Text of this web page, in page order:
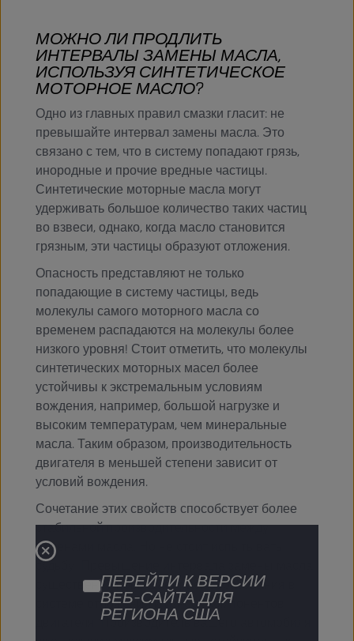
ПЕРЕЙТИ К ВЕРСИИ
ВЕБ-САЙТА ДЛЯ
РЕГИОНА США
МОЖНО ЛИ ПРОДЛИТЬ
ИНТЕРВАЛЫ ЗАМЕНЫ МАСЛА,
ИСПОЛЬЗУЯ СИНТЕТИЧЕСКОЕ
МОТОРНОЕ МАСЛО?
Одно из главных правил смазки гласит: не
превышайте интервал замены масла. Это
связано с тем, что в систему попадают грязь,
инородные и прочие вредные частицы.
Синтетические моторные масла могут
удерживать большое количество таких частиц
во взвеси, однако, когда масло становится
грязным, эти частицы образуют отложения.
Опасность представляют не только
попадающие в систему частицы, ведь
молекулы самого моторного масла со
временем распадаются на молекулы более
низкого уровня! Стоит отметить, что молекулы
синтетических моторных масел более
устойчивы к экстремальным условиям
вождения, например, большой нагрузке и
высоким температурам, чем минеральные
масла. Таким образом, производительность
двигателя в меньшей степени зависит от
условий вождения.
Сочетание этих свойств способствует более
стабильной производительности между
заменами масла. Но не стоит испытывать
судьбу! Превышение интервала замены масла
существенно повышает риск образования в
системе отложений и износа компонентов
двигателя. Производитель вашего автомобиля